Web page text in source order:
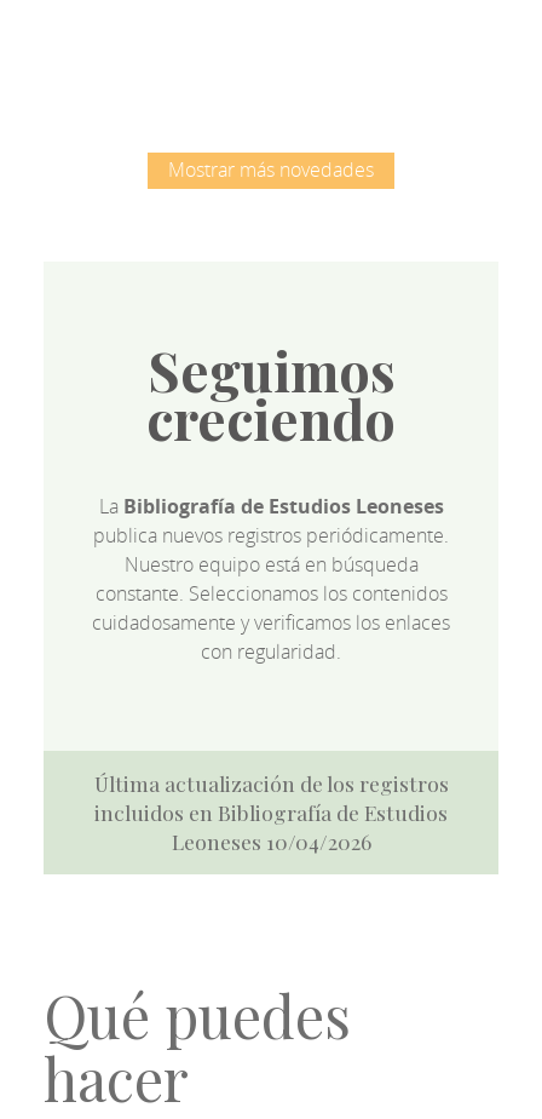
Mostrar más novedades
Seguimos
creciendo
La Bibliografía de Estudios Leoneses
publica nuevos registros periódicamente.
Nuestro equipo está en búsqueda
constante. Seleccionamos los contenidos
cuidadosamente y verificamos los enlaces
con regularidad.
Última actualización de los registros
incluidos en Bibliografía de Estudios
Leoneses 10/04/2026
Qué puedes
hacer